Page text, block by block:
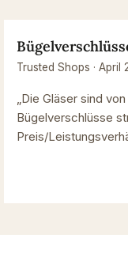
Trusted Shops · April
„Die Gläser sind
Bügelverschlüsse
Preis/